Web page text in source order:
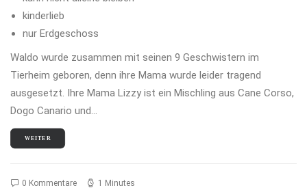
kinderlieb
nur Erdgeschoss
Waldo wurde zusammen mit seinen 9 Geschwistern im
Tierheim geboren, denn ihre Mama wurde leider tragend
ausgesetzt. Ihre Mama Lizzy ist ein Mischling aus Cane Corso,
Dogo Canario und…
WEITER
0 Kommentare 1 Minutes